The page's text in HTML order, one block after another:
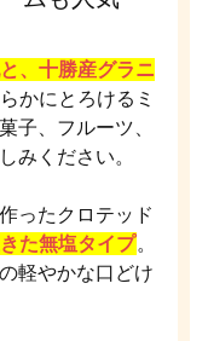
、十勝産グラニ
かにとろけるミ
子、フルーツ、
みください。
ったクロテッド
た無塩タイプ。
軽やかな口どけ